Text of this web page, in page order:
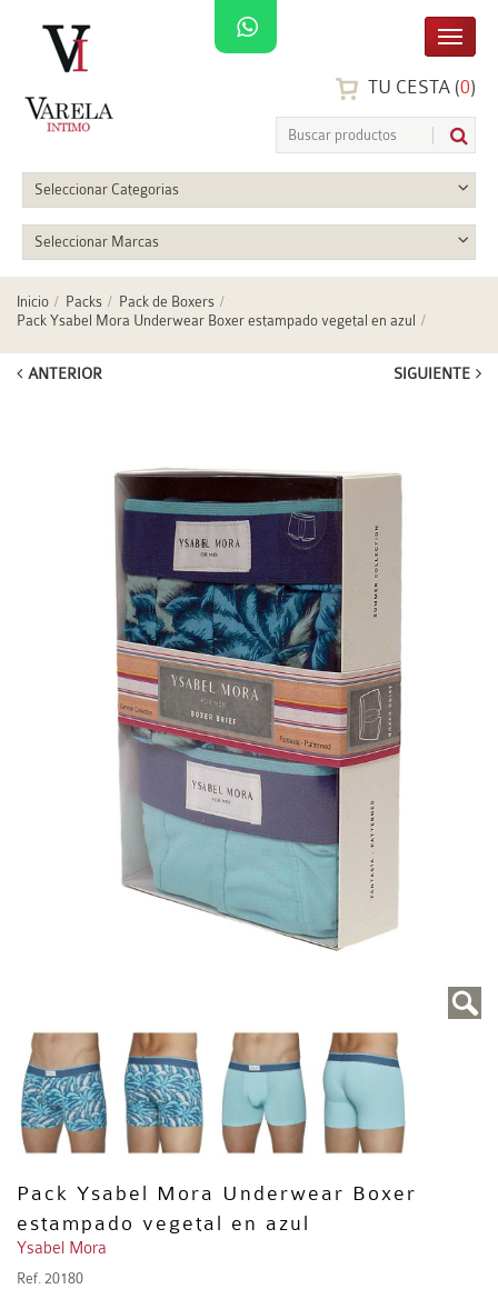
TU CESTA (0)
Seleccionar Categorias
Seleccionar Marcas
Inicio Packs
Pack de Boxers
Pack Ysabel Mora Underwear Boxer estampado vegetal en azul
ANTERIOR SIGUIENTE
Pack Ysabel Mora Underwear Boxer
estampado vegetal en azul
Ysabel Mora
Ref. 20180